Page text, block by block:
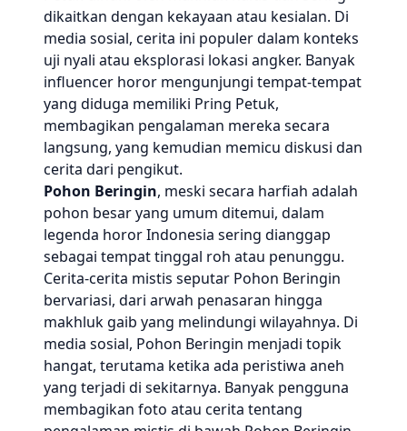
dikaitkan dengan kekayaan atau kesialan. Di
media sosial, cerita ini populer dalam konteks
uji nyali atau eksplorasi lokasi angker. Banyak
influencer horor mengunjungi tempat-tempat
yang diduga memiliki Pring Petuk,
membagikan pengalaman mereka secara
langsung, yang kemudian memicu diskusi dan
cerita dari pengikut.
Pohon Beringin, meski secara harfiah adalah
pohon besar yang umum ditemui, dalam
legenda horor Indonesia sering dianggap
sebagai tempat tinggal roh atau penunggu.
Cerita-cerita mistis seputar Pohon Beringin
bervariasi, dari arwah penasaran hingga
makhluk gaib yang melindungi wilayahnya. Di
media sosial, Pohon Beringin menjadi topik
hangat, terutama ketika ada peristiwa aneh
yang terjadi di sekitarnya. Banyak pengguna
membagikan foto atau cerita tentang